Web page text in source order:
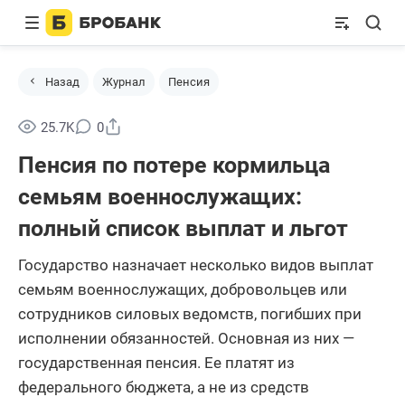
Назад Журнал Пенсия
25.7K 0
Пенсия по потере кормильца
семьям военнослужащих:
полный список выплат и льгот
Государство назначает несколько видов выплат
семьям военнослужащих, добровольцев или
сотрудников силовых ведомств, погибших при
исполнении обязанностей. Основная из них —
государственная пенсия. Ее платят из
федерального бюджета, а не из средств